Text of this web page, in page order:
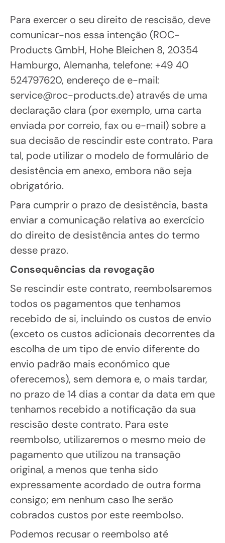
Para exercer o seu direito de rescisão, deve
comunicar-nos essa intenção (ROC-
Products GmbH, Hohe Bleichen 8, 20354
Hamburgo, Alemanha, telefone: +49 40
524797620, endereço de e-mail:
service@roc-products.de) através de uma
declaração clara (por exemplo, uma carta
enviada por correio, fax ou e-mail) sobre a
sua decisão de rescindir este contrato. Para
tal, pode utilizar o modelo de formulário de
desistência em anexo, embora não seja
obrigatório.
Para cumprir o prazo de desistência, basta
enviar a comunicação relativa ao exercício
do direito de desistência antes do termo
desse prazo.
Consequências da revogação
Se rescindir este contrato, reembolsaremos
todos os pagamentos que tenhamos
recebido de si, incluindo os custos de envio
(exceto os custos adicionais decorrentes da
escolha de um tipo de envio diferente do
envio padrão mais económico que
oferecemos), sem demora e, o mais tardar,
no prazo de 14 dias a contar da data em que
tenhamos recebido a notificação da sua
rescisão deste contrato. Para este
reembolso, utilizaremos o mesmo meio de
pagamento que utilizou na transação
original, a menos que tenha sido
expressamente acordado de outra forma
consigo; em nenhum caso lhe serão
cobrados custos por este reembolso.
Podemos recusar o reembolso até